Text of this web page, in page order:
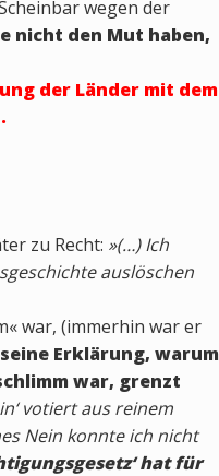
wegen der
nicht den Mut haben,
der Länder mit dem
zu Recht: »(…) Ich
auslöschen
war, (immerhin war er
Erklärung, warum
war, grenzt
votiert aus reinem
Nein konnte ich nicht
hat für